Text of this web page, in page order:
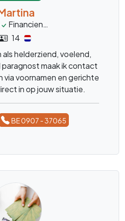
Financien
14
als helderziend, voelend,
maak ik contact
via voornamen en gerichte
in op jouw situatie.
BE 0907 - 37065